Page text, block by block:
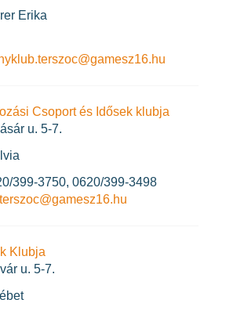
Erika
Csoport és Idősek klubja
u. 5-7.
399-3750, 0620/399-3498
Klubja
u. 5-7.